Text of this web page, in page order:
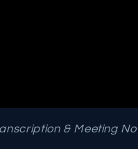
& Meeting